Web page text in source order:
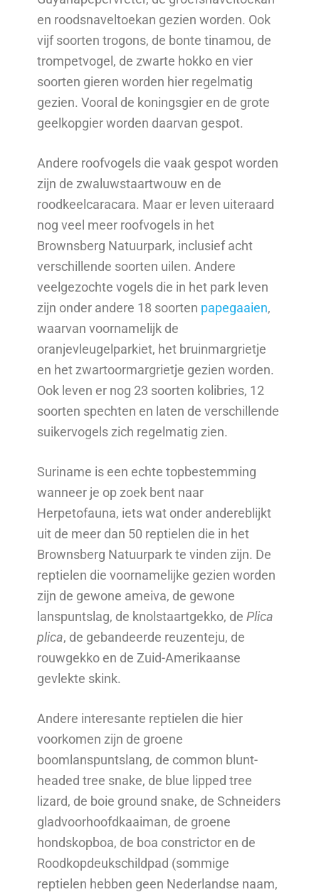
en roodsnaveltoekan gezien worden. Ook
vijf soorten trogons, de bonte tinamou, de
trompetvogel, de zwarte hokko en vier
soorten gieren worden hier regelmatig
gezien. Vooral de koningsgier en de grote
geelkopgier worden daarvan gespot.
Andere roofvogels die vaak gespot worden
zijn de zwaluwstaartwouw en de
roodkeelcaracara. Maar er leven uiteraard
nog veel meer roofvogels in het
Brownsberg Natuurpark, inclusief acht
verschillende soorten uilen. Andere
veelgezochte vogels die in het park leven
zijn onder andere 18 soorten papegaaien,
waarvan voornamelijk de
oranjevleugelparkiet, het bruinmargrietje
en het zwartoormargrietje gezien worden.
Ook leven er nog 23 soorten kolibries, 12
soorten spechten en laten de verschillende
suikervogels zich regelmatig zien.
Suriname is een echte topbestemming
wanneer je op zoek bent naar
Herpetofauna, iets wat onder andereblijkt
uit de meer dan 50 reptielen die in het
Brownsberg Natuurpark te vinden zijn. De
reptielen die voornamelijke gezien worden
zijn de gewone ameiva, de gewone
lanspuntslag, de knolstaartgekko, dePlica
plica, de gebandeerde reuzenteju, de
rouwgekko en de Zuid-Amerikaanse
gevlekte skink.
Andere interesante reptielen die hier
voorkomen zijn de groene
boomlanspuntslang, de common blunt-
headed tree snake, de blue lipped tree
lizard, de boie ground snake, de Schneiders
gladvoorhoofdkaaiman, de groene
hondskopboa, de boa constrictor en de
Roodkopdeukschildpad (sommige
reptielen hebben geen Nederlandse naam,